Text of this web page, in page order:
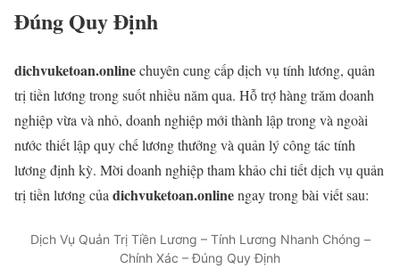
Đúng Quy Định
dichvuketoan.onlinechuyên cung cấp dịch vụ tính lương, quản
trị tiền lương trong suốt nhiều năm qua. Hỗ trợ hàng trăm doanh
nghiệp vừa và nhỏ, doanh nghiệp mới thành lập trong và ngoài
nước thiết lập quy chế lương thưởng và quản lý công tác tính
lương định kỳ. Mời doanh nghiệp tham khảo chi tiết dịch vụ quản
trị tiền lương của dichvuketoan.onlinengay trong bài viết sau:
Dịch Vụ Quản Trị Tiền Lương – Tính Lương Nhanh Chóng –
Chính Xác – Đúng Quy Định